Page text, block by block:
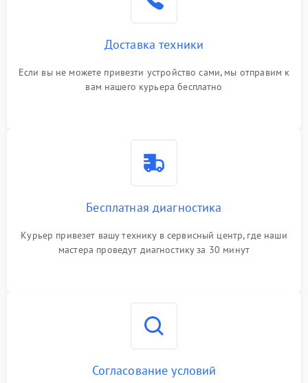
Доставка техники
Если вы не можете привезти устройство сами, мы отправим к
вам нашего курьера бесплатно
Бесплатная диагностика
Курьер привезет вашу технику в сервисный центр, где наши
мастера проведут диагностику за 30 минут
Согласование условий